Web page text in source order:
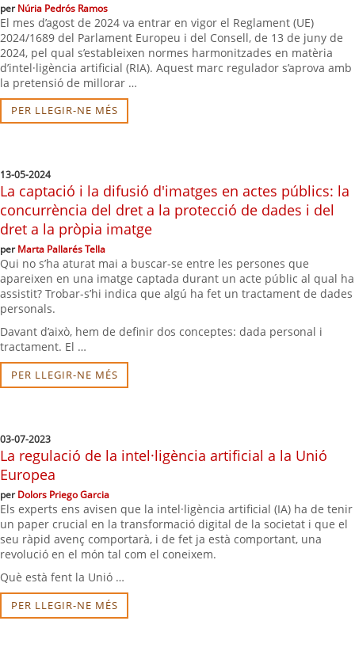
perNúria Pedrós Ramos
El mes d’agost de 2024 va entrar en vigor el Reglament (UE)
2024/1689 del Parlament Europeu i del Consell, de 13 de juny de
2024, pel qual s’estableixen normes harmonitzades en matèria
d’intel·ligència artificial (RIA). Aquest marc regulador s’aprova amb
la pretensió de millorar …
PER LLEGIR-NE MÉS
13-05-2024
La captació i la difusió d'imatges en actes públics: la
concurrència del dret a la protecció de dades i del
dret a la pròpia imatge
perMarta Pallarés Tella
Qui no s’ha aturat mai a buscar-se entre les persones que
apareixen en una imatge captada durant un acte públic al qual ha
assistit? Trobar-s’hi indica que algú ha fet un tractament de dades
personals.
Davant d’això, hem de definir dos conceptes: dada personal i
tractament. El …
PER LLEGIR-NE MÉS
03-07-2023
La regulació de la intel·ligència artificial a la Unió
Europea
perDolors Priego Garcia
Els experts ens avisen que la intel·ligència artificial (IA) ha de tenir
un paper crucial en la transformació digital de la societat i que el
seu ràpid avenç comportarà, i de fet ja està comportant, una
revolució en el món tal com el coneixem.
Què està fent la Unió …
PER LLEGIR-NE MÉS